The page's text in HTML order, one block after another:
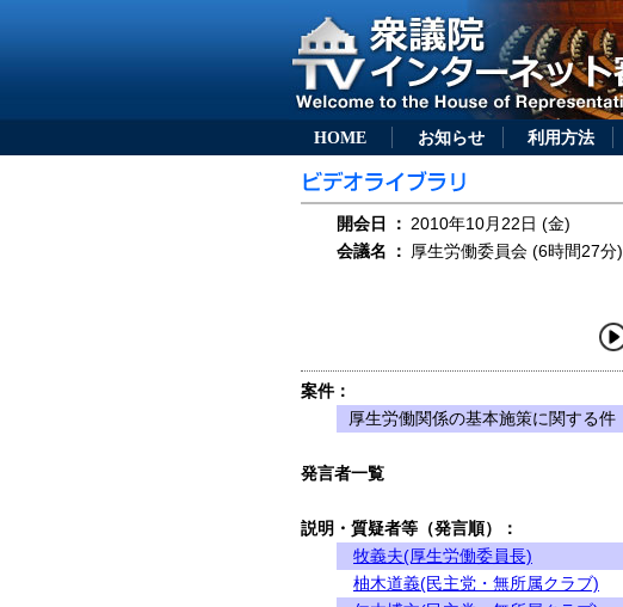
HOME お知らせ 利用方法
開会日 ： 2010年10月22日 (金)
会議名
： 厚生労働委員会 (6時間27分)
案件：
厚生労働関係の基本施策に関する件
発言者一覧
説明・質疑者等（発言順）：
牧義夫(厚生労働委員長)
柚木道義(民主党・無所属クラブ)